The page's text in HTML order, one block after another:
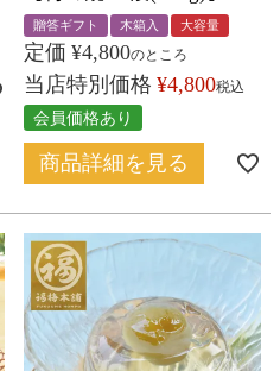
贈答ギフト 木箱入 大容量
定価 ¥4,800のところ
当店特別価格 ¥4,800税込
会員価格あり
商品詳細を見る